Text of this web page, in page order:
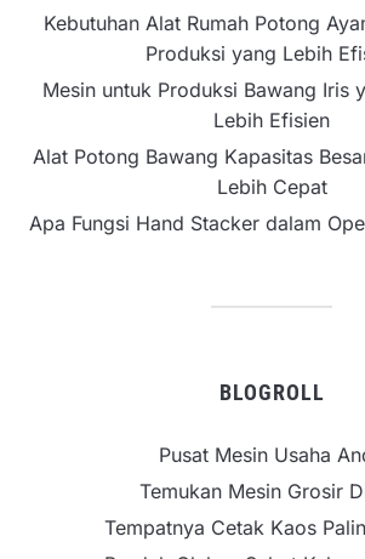
Kebutuhan Alat Rumah Potong
Produksi yang Lebih
Mesin untuk Produksi Bawang Iris
Lebih Efisien
Alat Potong Bawang Kapasitas
Lebih Cepat
Apa Fungsi Hand Stacker dalam
BLOGROLL
Pusat Mesin Usaha
Temukan Mesin Grosir
Tempatnya Cetak Kaos